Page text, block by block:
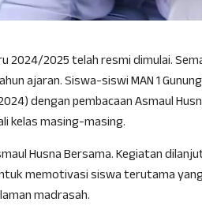
2024/2025 telah resmi dimulai.
ajaran. Siswa-siswi MAN 1
dengan pembacaan Asmaul
kelas masing-masing.
Husna Bersama. Kegiatan
memotivasi siswa terutama
madrasah.